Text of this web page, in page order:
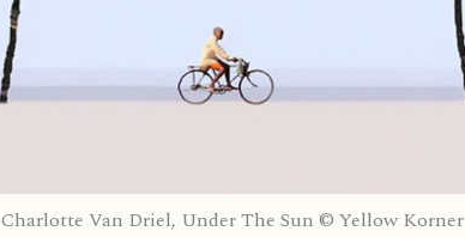
Charlotte Van Driel, Under The Sun © Yellow Korner